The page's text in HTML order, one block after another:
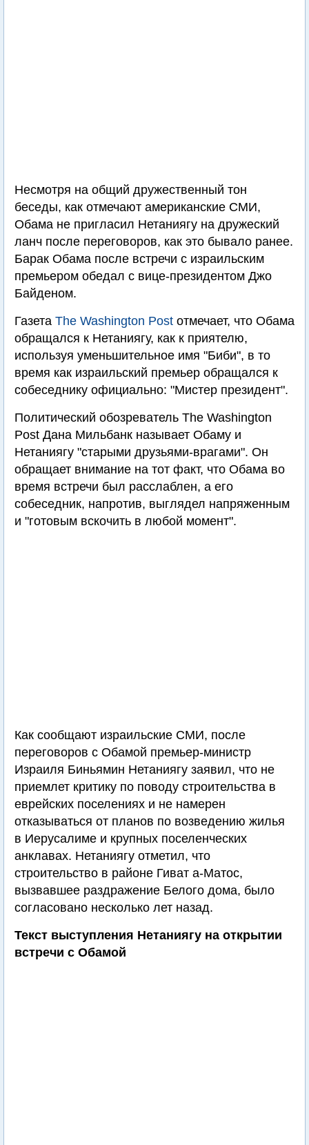
Несмотря на общий дружественный тон
беседы, как отмечают американские СМИ,
Обама не пригласил Нетаниягу на дружеский
ланч после переговоров, как это бывало ранее.
Барак Обама после встречи с израильским
премьером обедал с вице-президентом Джо
Байденом.
Газета The Washington Post отмечает, что Обама
обращался к Нетаниягу, как к приятелю,
используя уменьшительное имя "Биби", в то
время как израильский премьер обращался к
собеседнику официально: "Мистер президент".
Политический обозреватель The Washington
Post Дана Мильбанк называет Обаму и
Нетаниягу "старыми друзьями-врагами". Он
обращает внимание на тот факт, что Обама во
время встречи был расслаблен, а его
собеседник, напротив, выглядел напряженным
и "готовым вскочить в любой момент".
Как сообщают израильские СМИ, после
переговоров с Обамой премьер-министр
Израиля Биньямин Нетаниягу заявил, что не
приемлет критику по поводу строительства в
еврейских поселениях и не намерен
отказываться от планов по возведению жилья
в Иерусалиме и крупных поселенческих
анклавах. Нетаниягу отметил, что
строительство в районе Гиват а-Матос,
вызвавшее раздражение Белого дома, было
согласовано несколько лет назад.
Текст выступления Нетаниягу на открытии
встречи с Обамой